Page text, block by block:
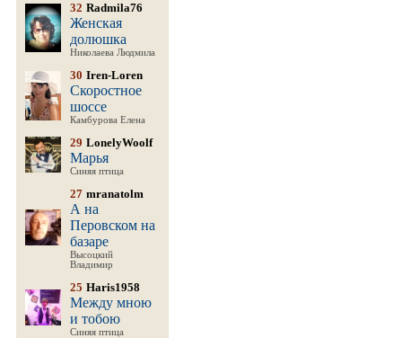
32 Radmila76
Женская
долюшка
Николаева Людмила
30 Iren-Loren
Скоростное
шоссе
Камбурова Елена
29 LonelyWoolf
Марья
Синяя птица
27 mranatolm
А на
Перовском на
базаре
Высоцкий
Владимир
25 Haris1958
Между мною
и тобою
Синяя птица